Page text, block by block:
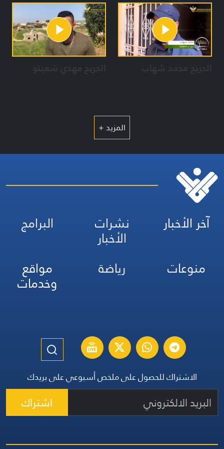
هذا الانسان البطل يومه، كيف يتوجه الى عمله؟ كيف يتعامل مع
النّاس؟ وكيف يعاملونه؟ كيف يتصرّف في الشارع والسّوق وفي
مكان العمل؟ ما يزعجه وما يفرحه؟ وأبرز المعوّقات التي
يواجهها.والمعوّقات الأساسيّة التي واجهته في السّابق والتي
يخبرنا عنها هو أو أحد المقرّبين منه من خلال مقابلات بسيطة
مهدي غدّار
بلال جلوان
منذر الزين
محمد ناصر الدين
إعداد
رشا المذبوح
مهدي غدّار
الجريح محمد شهاب الجريح مهدي شعيتو
المزيد +
آخر الأخبار نشرات
الأخبار
البرامج
منوعات
رياضة مواقع
وخدمات
الاشتراك للحصول على ملخص أسبوعي على بريدك
اشتراك